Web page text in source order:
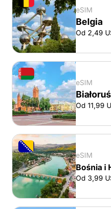
eSIM
Belgia
Od 2,49
eSIM
Białoruś
Od 11,99
eSIM
Bośnia i
Od 3,99